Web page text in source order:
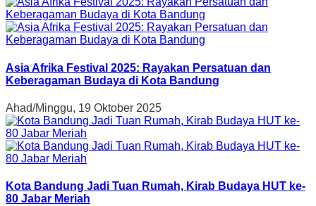
Asia Afrika Festival 2025: Rayakan Persatuan dan
Keberagaman Budaya di Kota Bandung
Ahad/Minggu, 19 Oktober 2025
Kota Bandung Jadi Tuan Rumah, Kirab Budaya HUT ke-
80 Jabar Meriah